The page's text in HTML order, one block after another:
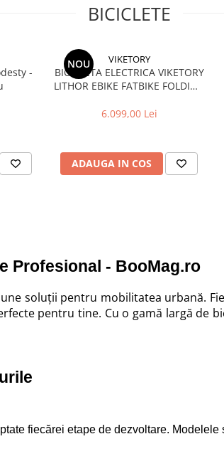
BICICLETE
-
NOU VIKETORY
BICICLETA ELECTRICA VIKETORY
LITHOR EBIKE FATBIKE FOLDING
6.099,00 Lei
ADAUGA IN COS
Profesional - BooMag.ro
soluții pentru mobilitatea urbană.
pentru tine. Cu o gamă largă de
fiecărei etape de dezvoltare.